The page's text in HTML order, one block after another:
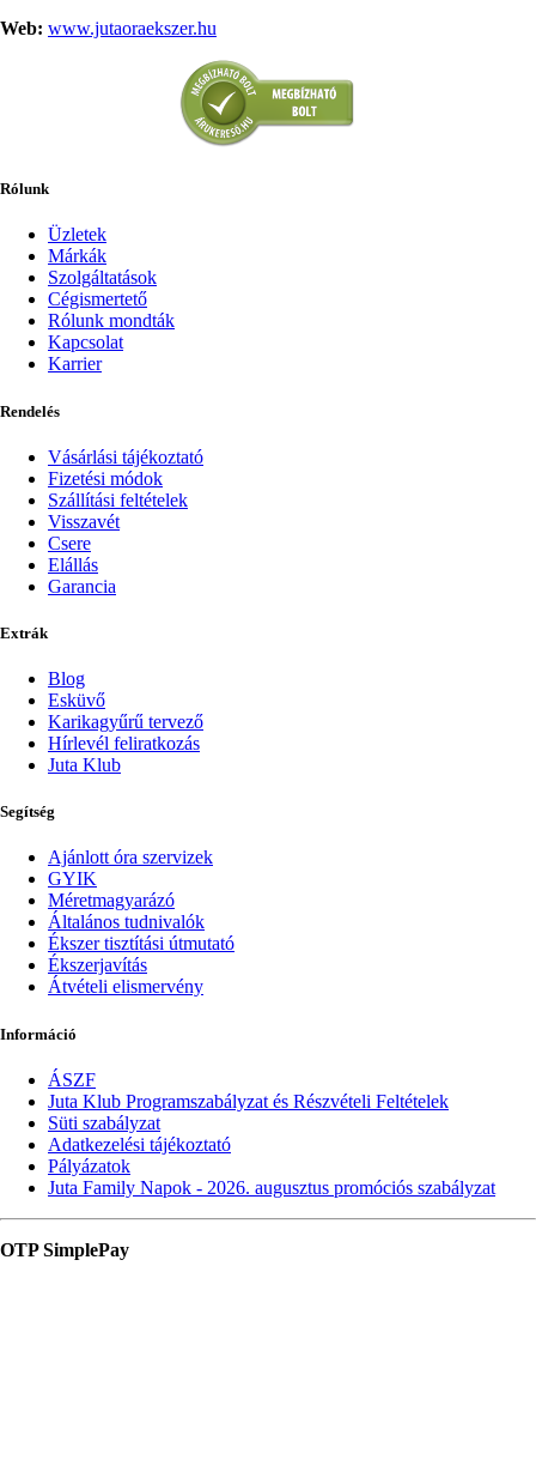
Web: www.jutaoraekszer.hu
Rólunk
Üzletek
Márkák
Szolgáltatások
Cégismertető
Rólunk mondták
Kapcsolat
Karrier
Rendelés
Vásárlási tájékoztató
Fizetési módok
Szállítási feltételek
Visszavét
Csere
Elállás
Garancia
Extrák
Blog
Esküvő
Karikagyűrű tervező
Hírlevél feliratkozás
Juta Klub
Segítség
Ajánlott óra szervizek
GYIK
Méretmagyarázó
Általános tudnivalók
Ékszer tisztítási útmutató
Ékszerjavítás
Átvételi elismervény
Információ
ÁSZF
Juta Klub Programszabályzat és Részvételi Feltételek
Süti szabályzat
Adatkezelési tájékoztató
Pályázatok
Juta Family Napok - 2026. augusztus promóciós szabályzat
OTP SimplePay